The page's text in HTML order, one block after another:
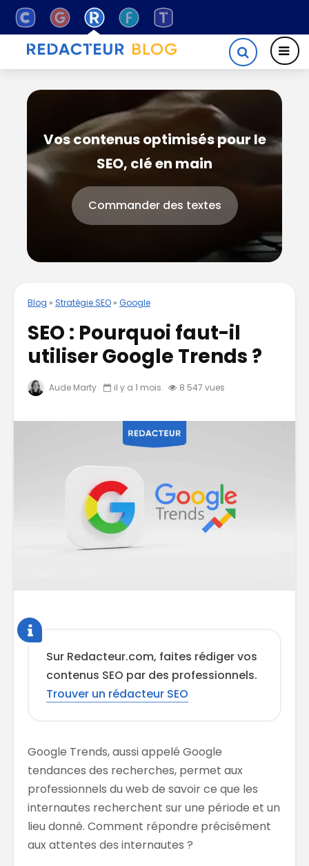
Vos contenus optimisés pour le
SEO, clé en main
Commander des textes
Blog » Stratégie SEO » Google
SEO : Pourquoi faut-il
utiliser Google Trends ?
Aude Marty il y a 1 mois 8 547 vues
Sur Redacteur.com, faites rédiger vos
contenus SEO par des professionnels.
Trouver un rédacteur SEO
Google Trends, aussi appelé Google
tendances des recherches, permet aux
professionnels du web de savoir ce que les
internautes recherchent sur une période et un
lieu donné. Comment répondre précisément
aux attentes des internautes ?